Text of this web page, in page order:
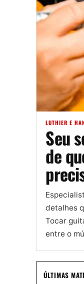
LUTHIER E
Seu
de
detalhes
Tocar
entre o
ÚLTIMAS